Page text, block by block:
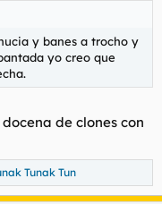
y banes a trocho y
yo creo que
de clones con
Tunak Tun